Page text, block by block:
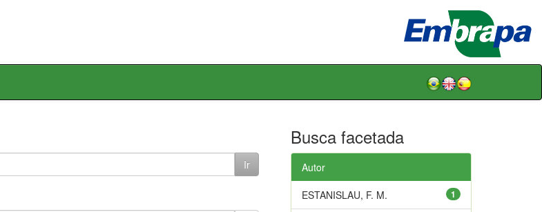
Busca facetada
Autor
1
ESTANISLAU, F. M.